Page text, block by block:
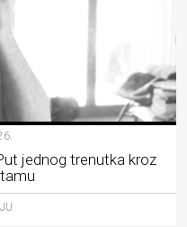
jednog trenutka kroz